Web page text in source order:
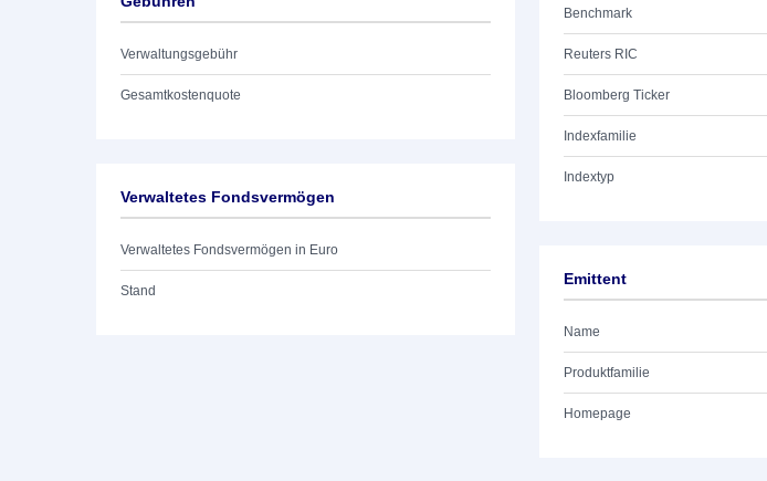
Verwaltungsgebühr
Gesamtkostenquote
Verwaltetes Fondsvermögen
Verwaltetes Fondsvermögen in Euro
Stand
Benchmark
Reuters RIC
Bloomberg Ticker
Indexfamilie
Indextyp
Emittent
Name
Produktfamilie
Homepage